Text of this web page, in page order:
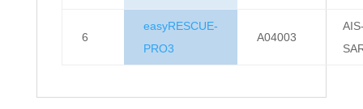
6
easyRESCUE-
PRO3
A04003